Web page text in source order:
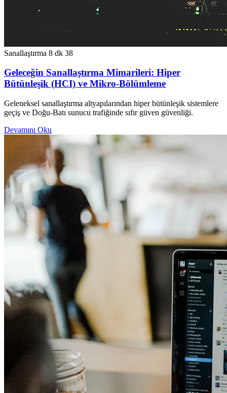
Sanallaştırma 8 dk 38
Geleceğin Sanallaştırma Mimarileri: Hiper
Bütünleşik (HCI) ve Mikro-Bölümleme
Geleneksel sanallaştırma altyapılarından hiper bütünleşik sistemlere
geçiş ve Doğu-Batı sunucu trafiğinde sıfır güven güvenliği.
Devamını Oku